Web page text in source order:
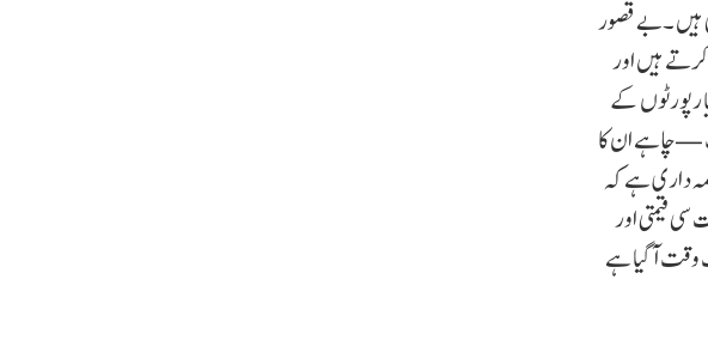
ہیں ۔بے قصور
ہیں اور
رپورٹوں کے
— چاہے ان کا
داری ہے کہ
قیمتی اور
وقت آگیا ہے